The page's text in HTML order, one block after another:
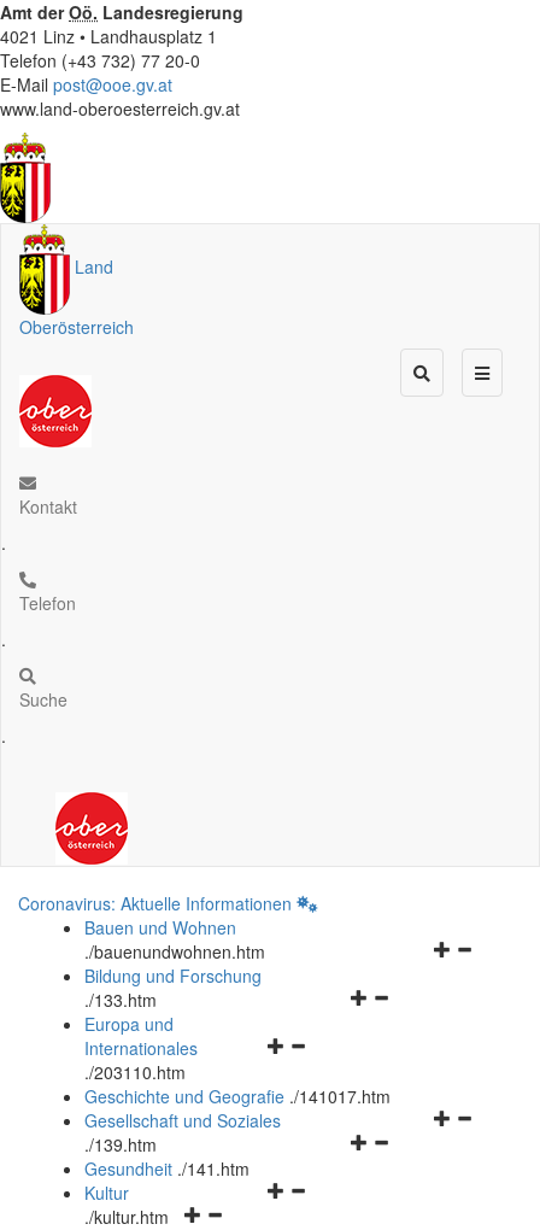
Amt derOö. Landesregierung
4021 Linz • Landhausplatz 1
Telefon (+43 732) 77 20-0
E-Mail post@ooe.gv.at
www.land-oberoesterreich.gv.at
Land
Oberösterreich
Kontakt
.
Telefon
.
Suche
.
Coronavirus: Aktuelle Informationen
Bauen und Wohnen
./bauenundwohnen.htm
Navigationsmenü
Bildung und Forschung
./133.htm
Navigationsmenü
und
schließen
Europa und
Internationales
./203110.htm
Geschichte und Geografie ./141017.htm
Navigationsmenü
Gesellschaft und Soziales
./139.htm
Navigationsmenü
Gesundheit ./141.htm
Navigationsmenü
Kultur
./kultur.htm